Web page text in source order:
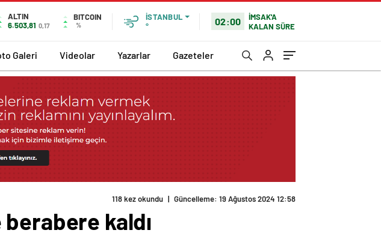
ALTIN
6.503,81 0,17
BITCOIN
%
İSTANBUL
°
02:00
İMSAK'A
KALAN SÜRE
Galeri Videolar Yazarlar Gazeteler
118 kez okundu | Güncelleme: 19 Ağustos 2024 12:58
kaldı